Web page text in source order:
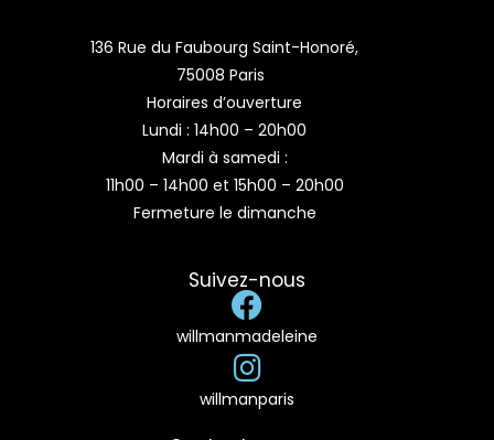
136 Rue du Faubourg Saint-Honoré,
75008 Paris
Horaires d’ouverture
Lundi : 14h00 – 20h00
Mardi à samedi :
11h00 – 14h00 et 15h00 – 20h00
Fermeture le dimanche
Suivez-nous
willmanmadeleine
willmanparis